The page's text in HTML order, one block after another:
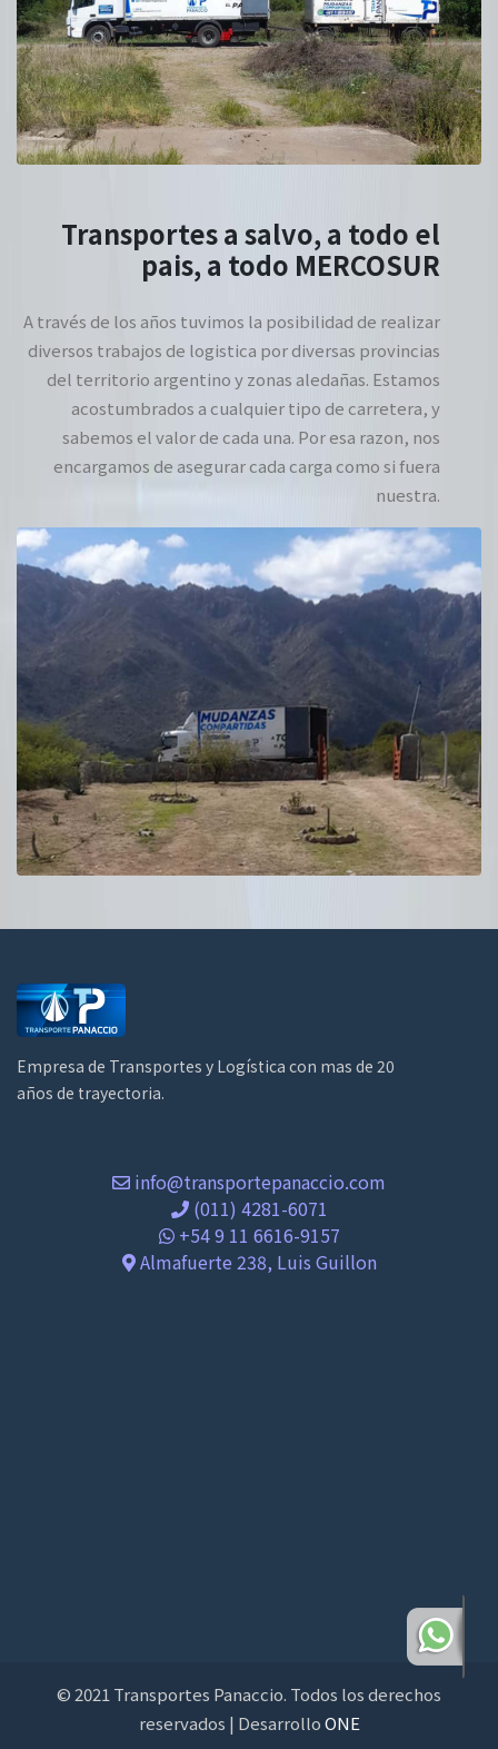
Transportes a salvo, a todo el
pais, a todo MERCOSUR
A través de los años tuvimos la posibilidad de realizar
diversos trabajos de logistica por diversas provincias
del territorio argentino y zonas aledañas. Estamos
acostumbrados a cualquier tipo de carretera, y
sabemos el valor de cada una. Por esa razon, nos
encargamos de asegurar cada carga como si fuera
nuestra.
Empresa de Transportes y Logística con mas de 20
años de trayectoria.
info@transportepanaccio.com
(011) 4281-6071
+54 9 11 6616-9157
Almafuerte 238, Luis Guillon
© 2021 Transportes Panaccio. Todos los derechos
reservados | DesarrolloONE